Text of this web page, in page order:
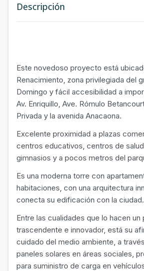
Descripción
Este novedoso proyecto está
Renacimiento, zona privilegiada del
Domingo y fácil accesibilidad a
Av. Enriquillo, Ave. Rómulo
Privada y la avenida Anacaona.
Excelente proximidad a plazas
centros educativos, centros de
gimnasios y a pocos metros del
Es una moderna torre con
habitaciones, con una arquitectura
conecta su edificación con la ciudad.
Entre las cualidades que lo hacen
trascendente e innovador, está su
cuidado del medio ambiente, a
paneles solares en áreas sociales,
para suministro de carga en